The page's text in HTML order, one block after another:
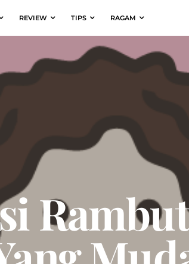
REVIEW TIPS RAGAM
Rambut